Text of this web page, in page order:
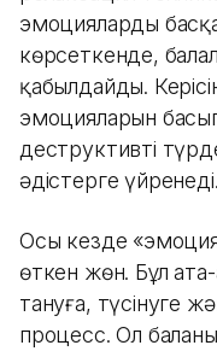
эмоцияларды
көрсеткенде,
қабылдайды.
эмоцияларын
деструктивті
әдістерге үйренеді.
Осы кезде
өткен жөн. Бұл
тануға, түсінуге
процесс. Ол